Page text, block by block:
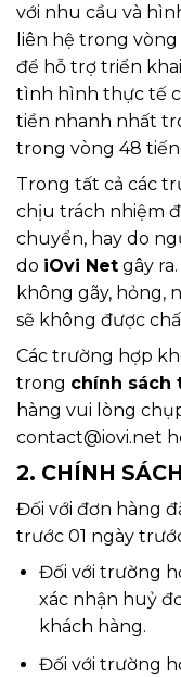
với nhu cầu và
liên hệ trong vòng
để hỗ trợ triển
tình hình thực tế
tiền nhanh nhất
trong vòng 48
Trong tất cả các
chịu trách nhiệm
chuyển, hay do
do iOvi Net gây
không gãy, hỏng,
sẽ không được
Các trường hợp
trong chính sách
hàng vui lòng
contact@iovi.net
2. CHÍNH
Đối với đơn hàng
trước 01 ngày
Đối với trường
xác nhận huỷ
khách hàng.
Đối với trường